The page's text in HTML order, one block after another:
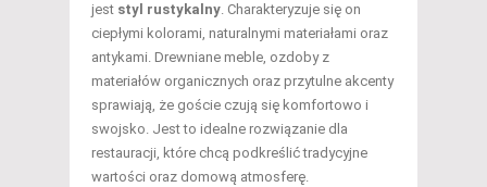
jest styl rustykalny. Charakteryzuje się on
ciepłymi kolorami, naturalnymi materiałami oraz
antykami. Drewniane meble, ozdoby z
materiałów organicznych oraz przytulne akcenty
sprawiają, że goście czują się komfortowo i
swojsko. Jest to idealne rozwiązanie dla
restauracji, które chcą podkreślić tradycyjne
wartości oraz domową atmosferę.